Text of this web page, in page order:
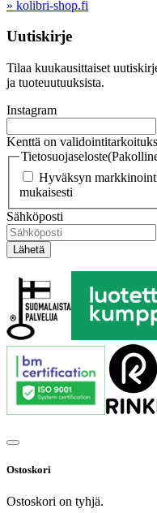
» kolibri-shop.fi
Uutiskirje
Tilaa kuukausittaiset
ja tuoteuutuuksista.
Instagram
Kenttä on
Tietosuojaseloste
Hyväksyn
mukaisesti
Sähköposti
Ostoskori
Ostoskori on tyhjä.